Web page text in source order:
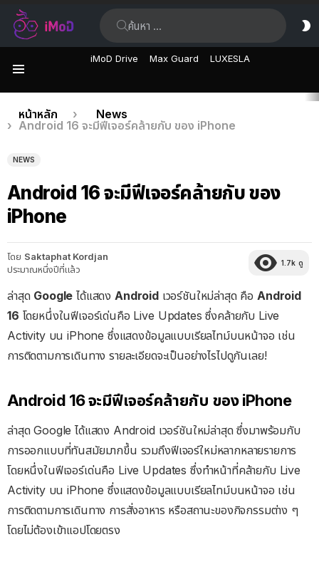
iMoD Drive Max Guard LUXESLA
เรื่อง
ล่าสุด
คุณอยู่ที่นี่:
หน้าหลัก
News
Android 16 จะมีฟีเจอร์คล้ายกับ ของ iPhone
NEWS
Android 16 จะมีฟีเจอร์คล้ายกับ ของ
iPhone
โดย Saktaphat Kordjan
ประมาณหนึ่งปีที่แล้ว
1.7k ดู
ล่าสุด Google ได้แสดง Androidเวอร์ชันใหม่ล่าสุด คือ Android
16 โดยหนึ่งในฟีเจอร์เด่นคือ Live Updates ซึ่งคล้ายกับ Live
Activity บน iPhone ซึ่งแสดงข้อมูลแบบเรียลไทม์บนหน้าจอ เช่น
การติดตามการเดินทาง รายละเอียดจะเป็นอย่างไรไปดูกันเลย!
Android 16 จะมีฟีเจอร์คล้ายกับ ของ iPhone
ล่าสุด Google ได้แสดง Android เวอร์ชันใหม่ล่าสุด ซึ่งมาพร้อมกับ
การออกแบบที่ทันสมัยมากขึ้น รวมถึงฟีเจอร์ใหม่หลากหลายรายการ
โดยหนึ่งในฟีเจอร์เด่นคือ Live Updates ซึ่งทำหน้าที่คล้ายกับ Live
Activity บน iPhone ซึ่งแสดงข้อมูลแบบเรียลไทม์บนหน้าจอ เช่น
การติดตามการเดินทาง การสั่งอาหาร หรือสถานะของกิจกรรมต่าง ๆ
โดยไม่ต้องเข้าแอปโดยตรง